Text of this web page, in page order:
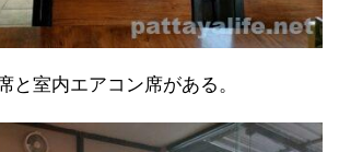
と室内エアコン席がある。